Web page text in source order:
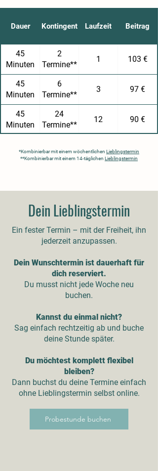
Dauer Kontingent Laufzeit Beitrag
45
Minuten
2
Termine**
1 103 €
45
Minuten
6
Termine**
3 97 €
45
Minuten
24
Termine**
12 90 €
*Kombinierbar mit einem wöchentlichen Lieblingstermin
**Kombinierbar mit einem 14-täglichen Lieblingstermin
Dein Lieblingstermin
Ein fester Termin – mit der Freiheit, ihn
jederzeit anzupassen.
Dein Wunschtermin ist dauerhaft für
dich reserviert.
Du musst nicht jede Woche neu
buchen.
Kannst du einmal nicht?
Sag einfach rechtzeitig ab und buche
deine Stunde später.
Du möchtest komplett flexibel
bleiben?
Dann buchst du deine Termine einfach
ohne Lieblingstermin selbst online.
Probestunde buchen